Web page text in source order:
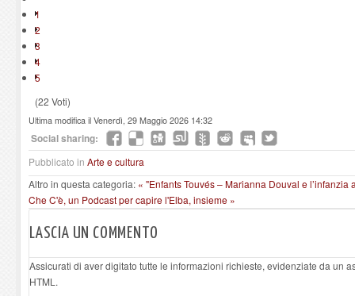
1
2
3
4
5
(22 Voti)
Ultima modifica il Venerdì, 29 Maggio 2026 14:32
Social sharing:
Pubblicato in Arte e cultura
Altro in questa categoria: « "Enfants Touvés – Marianna Douval e
Che C'è, un Podcast per capire l'Elba, insieme »
LASCIA UN COMMENTO
Assicurati di aver digitato tutte le informazioni richieste, evidenziate da un
HTML.